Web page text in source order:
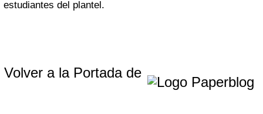
estudiantes del plantel.
Volver a la Portada de